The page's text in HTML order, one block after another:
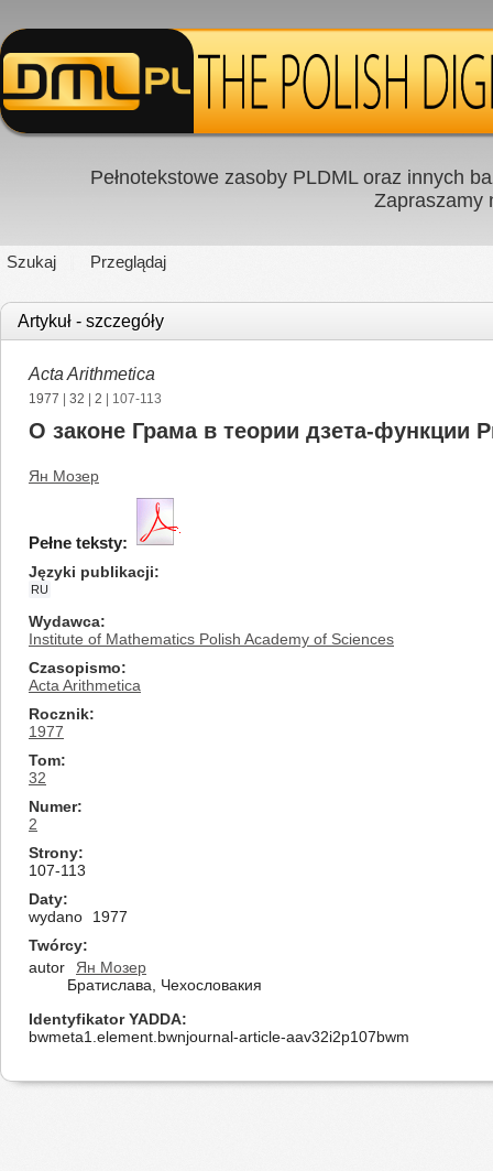
Pełnotekstowe zasoby PLDML oraz innych
Zapraszamy
Szukaj Przeglądaj
Artykuł - szczegóły
Acta Arithmetica
1977 32 2 | 107-113
О законе Грама в теории дзета-функции
Ян Мозер
Pełne teksty:
Języki publikacji
RU
Wydawca
Institute of Mathematics Polish Academy of Sciences
Czasopismo
Acta Arithmetica
Rocznik
1977
Tom
32
Numer
2
Strony
107-113
Daty
wydano
1977
Twórcy
autor
Ян Мозер
Братислава, Чехословакия
Identyfikator YADDA
bwmeta1.element.bwnjournal-article-aav32i2p107bwm